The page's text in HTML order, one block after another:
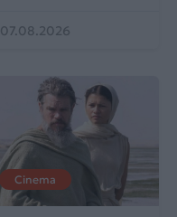
07.08.2026
Cinema